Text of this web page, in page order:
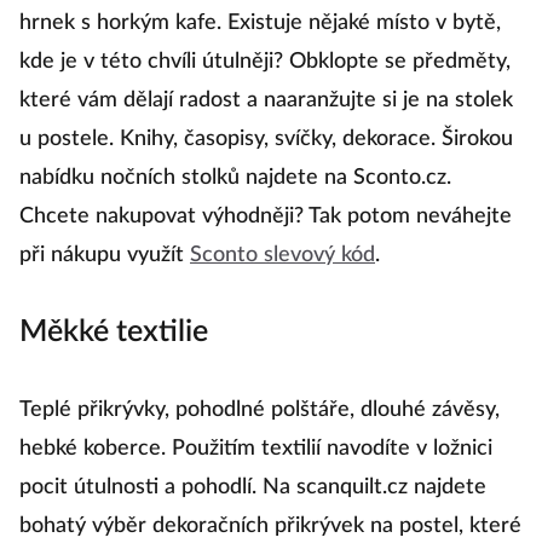
hrnek s horkým kafe. Existuje nějaké místo v bytě,
kde je v této chvíli útulněji? Obklopte se předměty,
které vám dělají radost a naaranžujte si je na stolek
u postele. Knihy, časopisy, svíčky, dekorace. Širokou
nabídku nočních stolků najdete na Sconto.cz.
Chcete nakupovat výhodněji? Tak potom neváhejte
při nákupu využít Sconto slevový kód.
Měkké textilie
Teplé přikrývky, pohodlné polštáře, dlouhé závěsy,
hebké koberce. Použitím textilií navodíte v ložnici
pocit útulnosti a pohodlí. Na scanquilt.cz najdete
bohatý výběr dekoračních přikrývek na postel, které